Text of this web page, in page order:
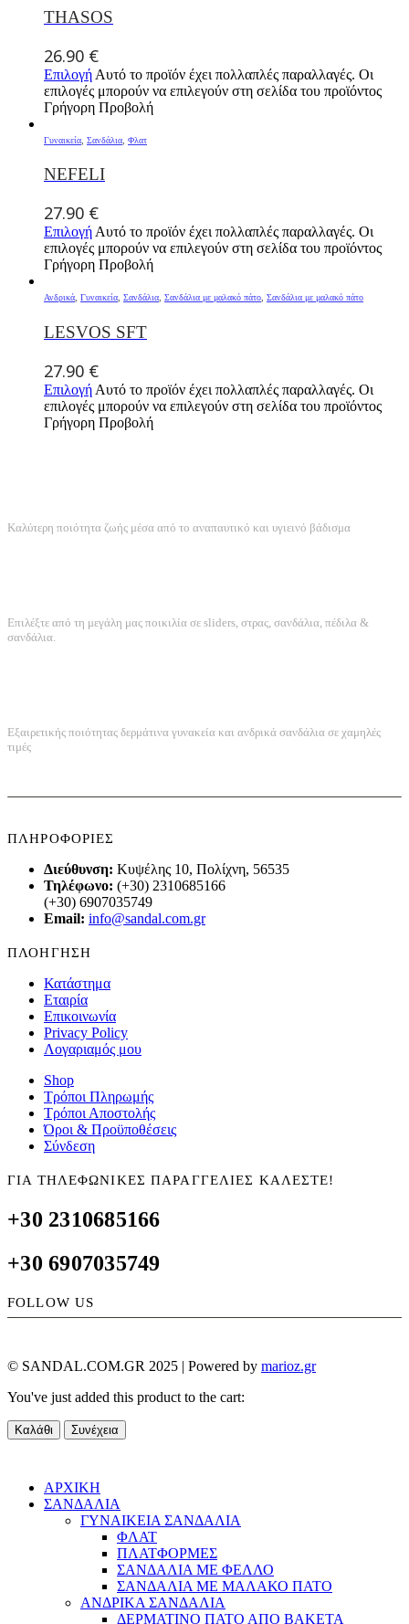
THASOS
26.90 €
Επιλογή Αυτό το προϊόν έχει πολλαπλές παραλλαγές. Οι
επιλογές μπορούν να επιλεγούν στη σελίδα του προϊόντος
Γρήγορη Προβολή
Γυναικεία Σανδάλια Φλατ
NEFELI
27.90 €
Επιλογή Αυτό το προϊόν έχει πολλαπλές παραλλαγές. Οι
επιλογές μπορούν να επιλεγούν στη σελίδα του προϊόντος
Γρήγορη Προβολή
Ανδρικά Γυναικεία Σανδάλια Σανδάλια με μαλακό πάτο Σανδάλια με μαλακό πάτο
LESVOS SFT
27.90 €
Επιλογή Αυτό το προϊόν έχει πολλαπλές παραλλαγές. Οι
επιλογές μπορούν να επιλεγούν στη σελίδα του προϊόντος
Γρήγορη Προβολή
Καλύτερη ποιότητα ζωής μέσα από το αναπαυτικό και υγιεινό βάδισμα
Επιλέξτε από τη μεγάλη μας ποικιλία σε sliders, στρας, σανδάλια, πέδιλα &
σανδάλια.
Εξαιρετικής ποιότητας δερμάτινα γυνακεία και ανδρικά σανδάλια σε χαμηλές
τιμές
ΠΛΗΡΟΦΟΡΙΕΣ
Διεύθυνση: Κυψέλης 10, Πολίχνη, 56535
Τηλέφωνο: (+30) 2310685166
(+30) 6907035749
Email: info@sandal.com.gr
ΠΛΟΗΓΗΣΗ
Κατάστημα
Εταιρία
Επικοινωνία
Privacy Policy
Λογαριαμός μου
Shop
Τρόποι Πληρωμής
Τρόποι Αποστολής
Όροι & Προϋποθέσεις
Σύνδεση
ΓΙΑ ΤΗΛΕΦΩΝΙΚΕΣ ΠΑΡΑΓΓΕΛΙΕΣ ΚΑΛΕΣΤΕ!
+30 2310685166
+30 6907035749
FOLLOW US
© SANDAL.COM.GR 2025 | Powered by marioz.gr
You've just added this product to the cart:
Καλάθι Συνέχεια
ΑΡΧΙΚΗ
ΣΑΝΔΑΛΙΑ
ΓΥΝΑΙΚΕΙΑ ΣΑΝΔΑΛΙΑ
ΦΛΑΤ
ΠΛΑΤΦΟΡΜΕΣ
ΣΑΝΔΑΛΙΑ ΜΕ ΦΕΛΛΟ
ΣΑΝΔΑΛΙΑ ΜΕ ΜΑΛΑΚΟ ΠΑΤΟ
ΑΝΔΡΙΚΑ ΣΑΝΔΑΛΙΑ
ΔΕΡΜΑΤΙΝΟ ΠΑΤΟ ΑΠΟ ΒΑΚΕΤΑ